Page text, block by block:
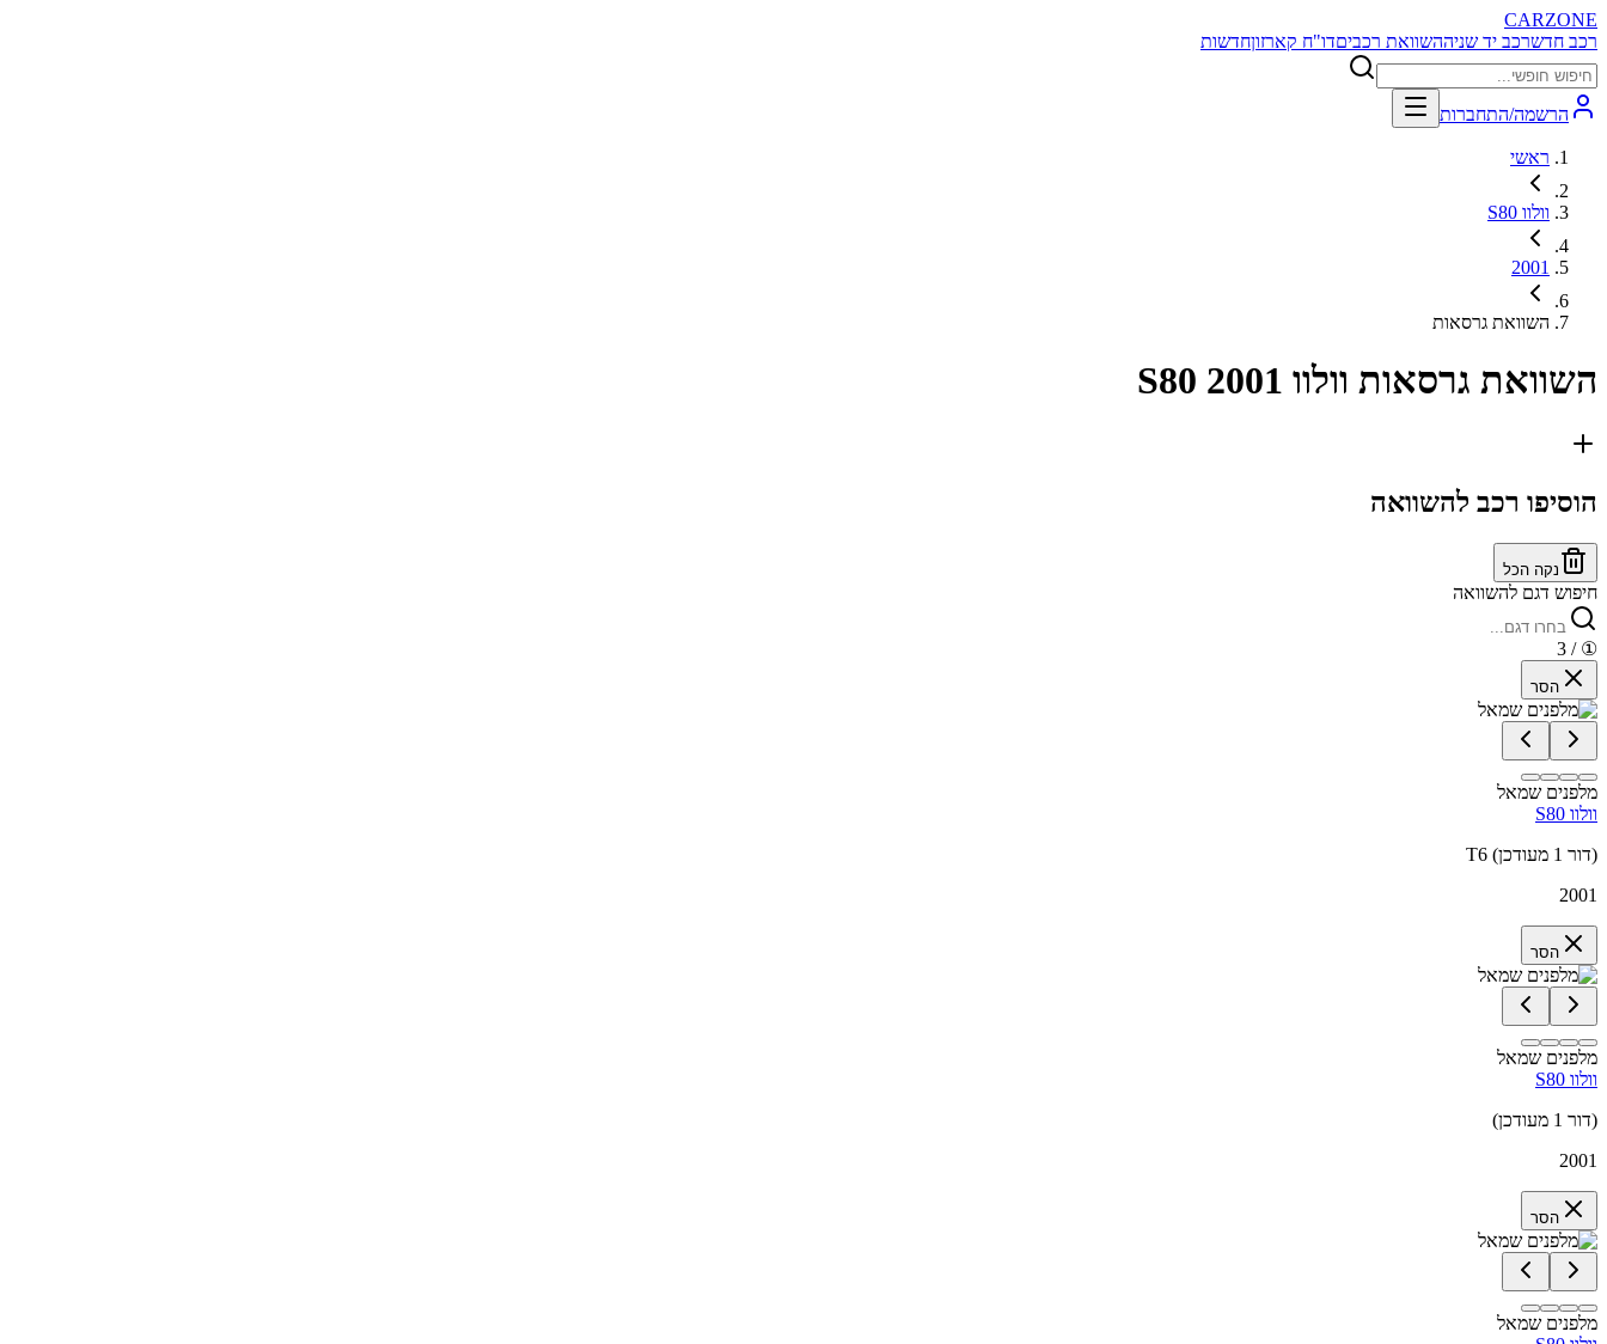
CARZONE
רכב חדשרכב יד שניההשוואת רכביםדו"ח קארזוןחדשות
הרשמה/התחברות
ראשי
וולוו S80
2001
השוואת גרסאות
השוואת גרסאות וולוו S80 2001
הוסיפו רכב להשוואה
נקה הכל
חיפוש דגם להשוואה
①
/ 3
הסר
מלפנים שמאל
וולוו S80
T6 (דור 1 מעודכן)
2001
הסר
מלפנים שמאל
וולוו S80
(דור 1 מעודכן)
2001
הסר
מלפנים שמאל